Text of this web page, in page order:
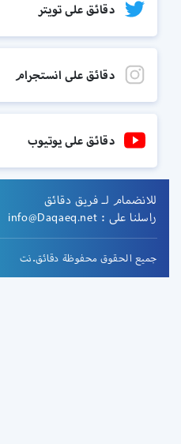
دقائق على تويتر
دقائق على انستجرام
دقائق على يوتيوب
للانضمام لـ فريق دقائق
راسلنا على : info@Daqaeq.net
جميع الحقوق محفوظة دقائق.نت